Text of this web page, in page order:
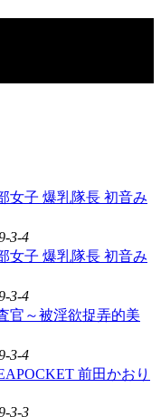
女子 爆乳隊長 初音み
3-4
女子 爆乳隊長 初音み
3-4
官～被淫欲捉弄的美
3-4
前田かおり
3-3